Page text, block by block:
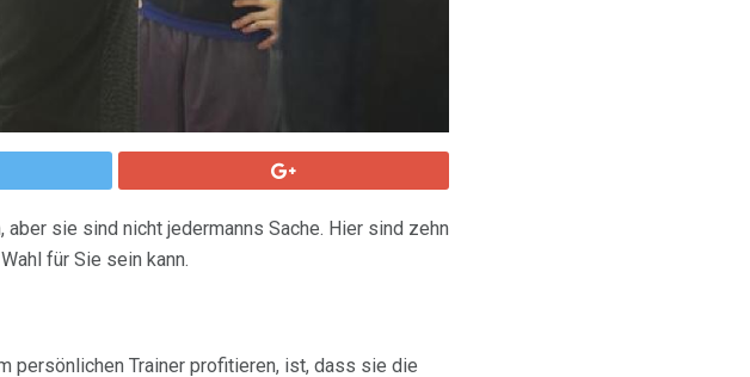
sie sind nicht jedermanns Sache. Hier sind zehn
für Sie sein kann.
persönlichen Trainer profitieren, ist, dass sie die